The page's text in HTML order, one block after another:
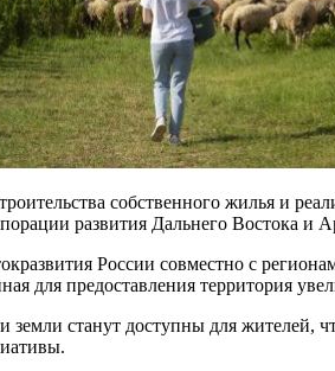
собственного жилья и
развития Дальнего Востока и
России совместно с
для предоставления территория
земли станут доступны для